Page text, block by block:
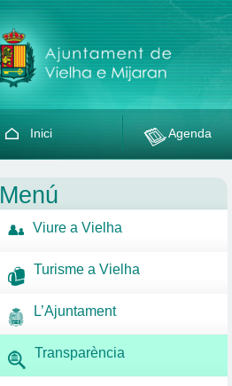
Inici Agenda
Menú
Viure a Vielha
Turisme a Vielha
L’Ajuntament
Transparència